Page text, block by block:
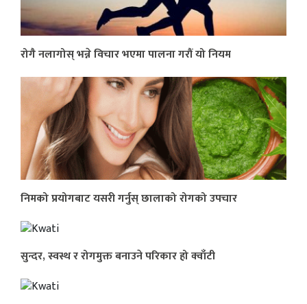
रोगै नलागोस् भन्ने विचार भएमा पालना गरौं यो नियम
निमको प्रयोगबाट यसरी गर्नुस् छालाको रोगको उपचार
सुन्दर, स्वस्थ र रोगमुक्त बनाउने परिकार हो क्वाँटी